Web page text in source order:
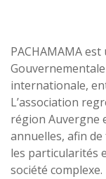
PACHAMAMA
internationale,
L’association
région Auvergne
annuelles, afin
les particularités
société complexe.